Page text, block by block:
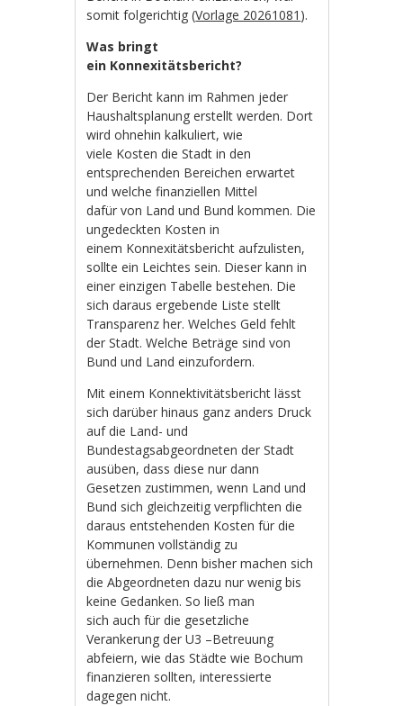
somit folgerichtig (Vorlage 20261081 ).
Was bringt
ein Konnexitätsbericht?
Der Bericht kann im Rahmen jeder
Haushaltsplanung erstellt werden. Dort
wird ohnehin kalkuliert, wie
viele Kosten die Stadt in den
entsprechenden Bereichen erwartet
und welche finanziellen Mittel
dafür von Land und Bund kommen. Die
ungedeckten Kosten in
einem Konnexitätsbericht aufzulisten,
sollte ein Leichtes sein. Dieser kann in
einer einzigen Tabelle bestehen. Die
sich daraus ergebende Liste stellt
Transparenz her. Welches Geld fehlt
der Stadt. Welche Beträge sind von
Bund und Land einzufordern.
Mit einem Konnektivitätsbericht lässt
sich darüber hinaus ganz anders Druck
auf die Land- und
Bundestagsabgeordneten der Stadt
ausüben, dass diese nur dann
Gesetzen zustimmen, wenn Land und
Bund sich gleichzeitig verpflichten die
daraus entstehenden Kosten für die
Kommunen vollständig zu
übernehmen. Denn bisher machen sich
die Abgeordneten dazu nur wenig bis
keine Gedanken. So ließ man
sich auch für die gesetzliche
Verankerung der U3 –Betreuung
abfeiern, wie das Städte wie Bochum
finanzieren sollten, interessierte
dagegen nicht.